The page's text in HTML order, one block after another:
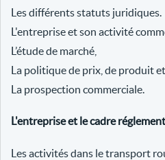
Les différents statuts juridiques.
L'entreprise et son activité
L’étude de marché,
La politique de prix, de produit
La prospection commerciale.
L'entreprise et le cadre
Les activités dans le transport